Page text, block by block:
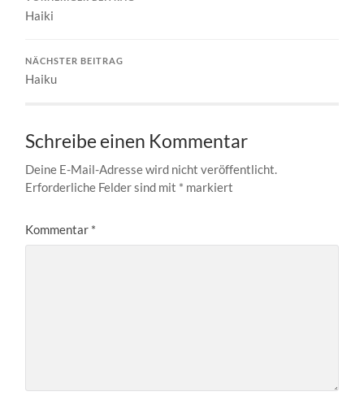
Haiki
NÄCHSTER BEITRAG
Haiku
Schreibe einen Kommentar
Deine E-Mail-Adresse wird nicht veröffentlicht.
Erforderliche Felder sind mit * markiert
Kommentar *